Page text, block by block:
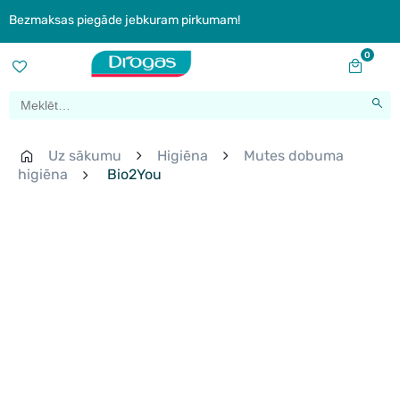
Bezmaksas piegāde jebkuram pirkumam!
0
Uz sākumu Higiēna
Mutes dobuma
higiēna
Bio2You